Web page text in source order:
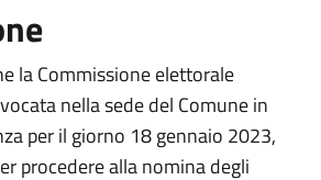
la Commissione elettorale
nella sede del Comune in
per il giorno 18 gennaio 2023,
procedere alla nomina degli